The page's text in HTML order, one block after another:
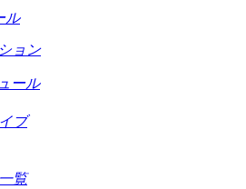
ル
ョン
ール
ブ
覧